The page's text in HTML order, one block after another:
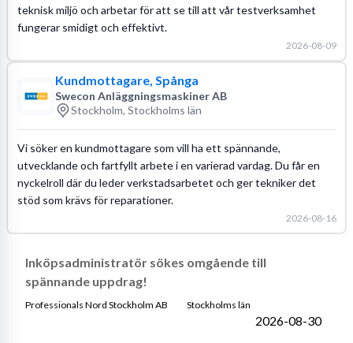
teknisk miljö och arbetar för att se till att vår testverksamhet
fungerar smidigt och effektivt.
2026-08-09
Kundmottagare, Spånga
Swecon Anläggningsmaskiner AB
Stockholm, Stockholms län
Vi söker en kundmottagare som vill ha ett spännande,
utvecklande och fartfyllt arbete i en varierad vardag. Du får en
nyckelroll där du leder verkstadsarbetet och ger tekniker det
stöd som krävs för reparationer.
2026-08-16
Inköpsadministratör sökes omgående till
spännande uppdrag!
Professionals Nord Stockholm AB Stockholms län
2026-08-30